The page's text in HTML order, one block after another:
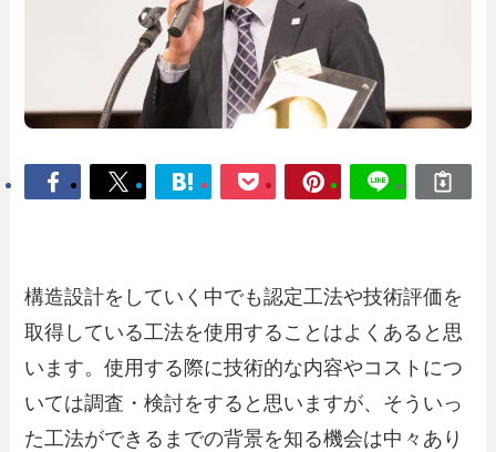
構造設計をしていく中でも認定工法や技術評価を
取得している工法を使用することはよくあると思
います。使用する際に技術的な内容やコストにつ
いては調査・検討をすると思いますが、そういっ
た工法ができるまでの背景を知る機会は中々あり